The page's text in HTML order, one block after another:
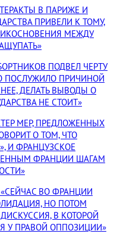
В ПАРИЖЕ И
ПРИВЕЛИ К ТОМУ,
МЕЖДУ
ПОДВЕЛ ЧЕРТУ
ПОСЛУЖИЛО ПРИЧИНОЙ
ДЕЛАТЬ ВЫВОДЫ О
НЕ СТОИТ»
МЕР, ПРЕДЛОЖЕННЫХ
О ТОМ, ЧТО
И ФРАНЦУЗСКОЕ
ФРАНЦИИ ШАГАМ
ВО ФРАНЦИИ
НО ПОТОМ
В КОТОРОЙ
У ПРАВОЙ ОППОЗИЦИИ»